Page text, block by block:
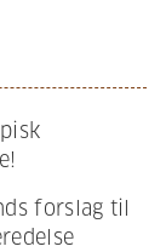
forslag til